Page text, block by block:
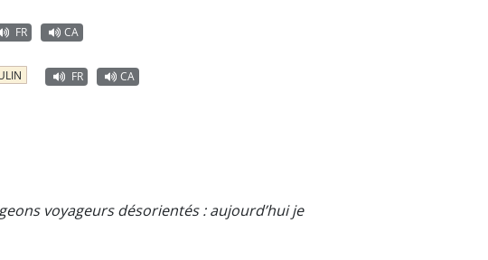
FR CA
FR CA
voyageurs désorientés : aujourd’hui je